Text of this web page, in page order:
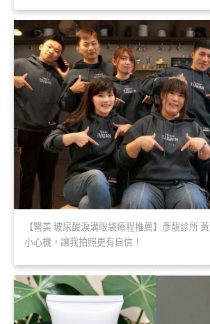
【醫美 玻尿酸淚溝眼袋療程推薦】彥靚診所
小心機，讓我拍照更有自信！